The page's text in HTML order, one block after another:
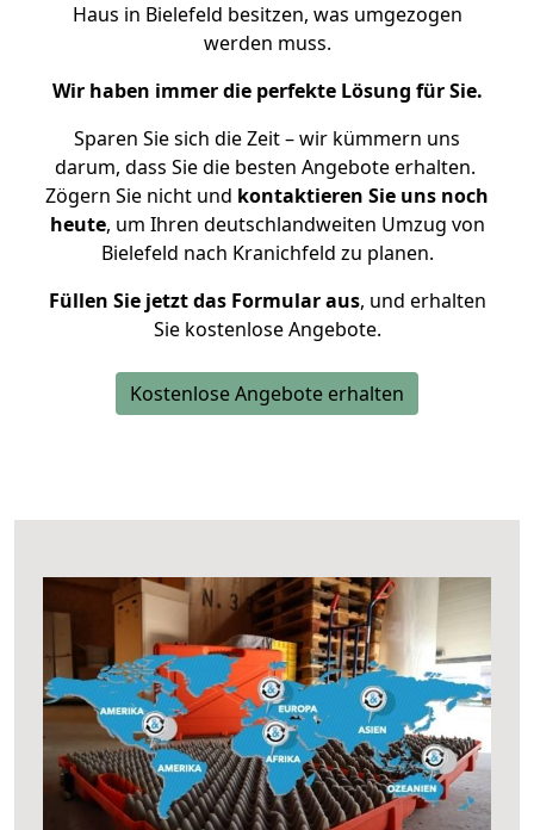
Haus in Bielefeld besitzen, was umgezogen
werden muss.
Wir haben immer die perfekte Lösung für Sie.
Sparen Sie sich die Zeit – wir kümmern uns
darum, dass Sie die besten Angebote erhalten.
Zögern Sie nicht und kontaktieren Sie uns noch
heute, um Ihren deutschlandweiten Umzug von
Bielefeld nach Kranichfeld zu planen.
Füllen Sie jetzt das Formular aus, und erhalten
Sie kostenlose Angebote.
Kostenlose Angebote erhalten